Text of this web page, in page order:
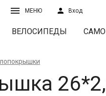
МЕНЮ Вход
ВЕЛОСИПЕДЫ